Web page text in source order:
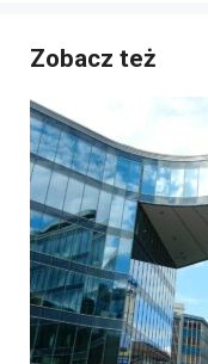
Zobacz też